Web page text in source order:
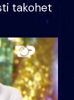
takohet
letër